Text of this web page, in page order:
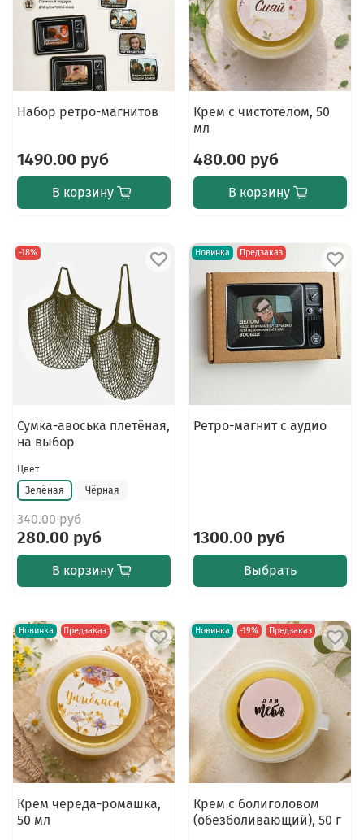
Набор ретро-магнитов
1490.00 руб
В корзину
Крем с чистотелом, 50
мл
480.00 руб
В корзину
-18%
Сумка-авоська плетёная,
на выбор
Цвет
Зелёная
Чёрная
340.00 руб
280.00 руб
В корзину
Новинка Предзаказ
Ретро-магнит с аудио
1300.00 руб
Выбрать
Новинка Предзаказ
Крем череда-ромашка,
50 мл
Новинка -19% Предзаказ
Крем с болиголовом
(обезболивающий), 50 г